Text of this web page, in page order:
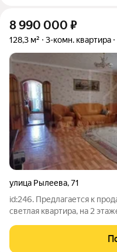
8 990 000 ₽
128,3 м² 3-комн. квартира
улица Рылеева,71
id:246. Предлагается к
светлая квартира, на 2
Рылеева д.71 кор.1
большие комнаты. Общая